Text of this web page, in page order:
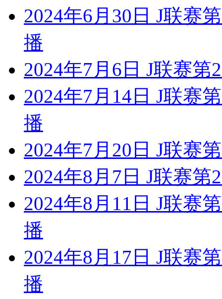
2024年6月30日 J联赛
播
2024年7月6日 J联赛
2024年7月14日 J联赛
播
2024年7月20日 J联赛
2024年8月7日 J联赛
2024年8月11日 J联赛
播
2024年8月17日 J联赛
播